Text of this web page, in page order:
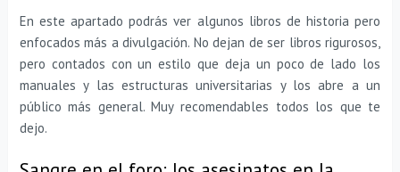
En este apartado podrás ver algunos libros de historia pero
enfocados más a divulgación. No dejan de ser libros rigurosos,
pero contados con un estilo que deja un poco de lado los
manuales y las estructuras universitarias y los abre a un
público más general. Muy recomendables todos los que te
dejo.